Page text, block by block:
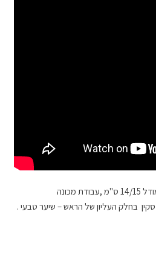
בחלק העליון של הראש – שיער טבעי .